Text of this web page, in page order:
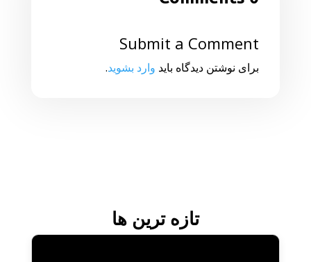
Submit a Comment
برای نوشتن دیدگاه باید وارد بشوید.
تازه ترین ها